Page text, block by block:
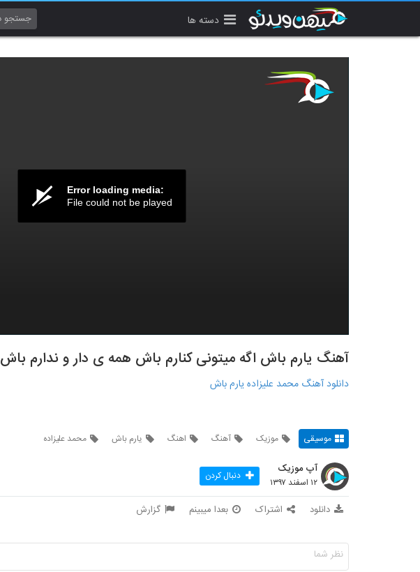
دسته ها
Error loading media:
File could not be played
آهنگ یارم باش اگه میتونی کنارم باش همه ی دار و ندارم باش
دانلود آهنگ محمد علیزاده یارم باش
موسیقی موزیک آهنگ اهنگ یارم باش محمد علیزاده
آپ موزیک
۱۲ اسفند ۱۳۹۷ دنبال کردن
دانلود اشتراک بعدا میبینم گزارش